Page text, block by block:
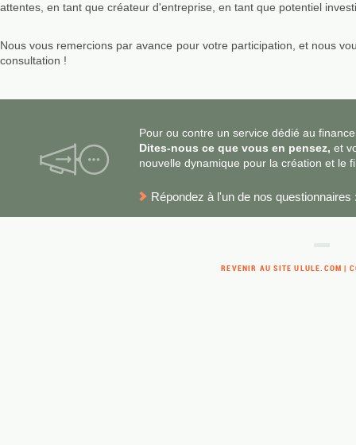
attentes, en tant que créateur d'entreprise, en tant que potentiel
Nous vous remercions par avance pour votre participation, et nous
consultation !
Pour ou contre un service dédié au
Dites-nous ce que vous en pensez, et
nouvelle dynamique pour la création et le
Répondez à l'un de nos questionnaires
REVENIR AU SITE ULULE.COM